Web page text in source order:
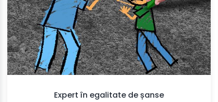
Expert în egalitate de șanse